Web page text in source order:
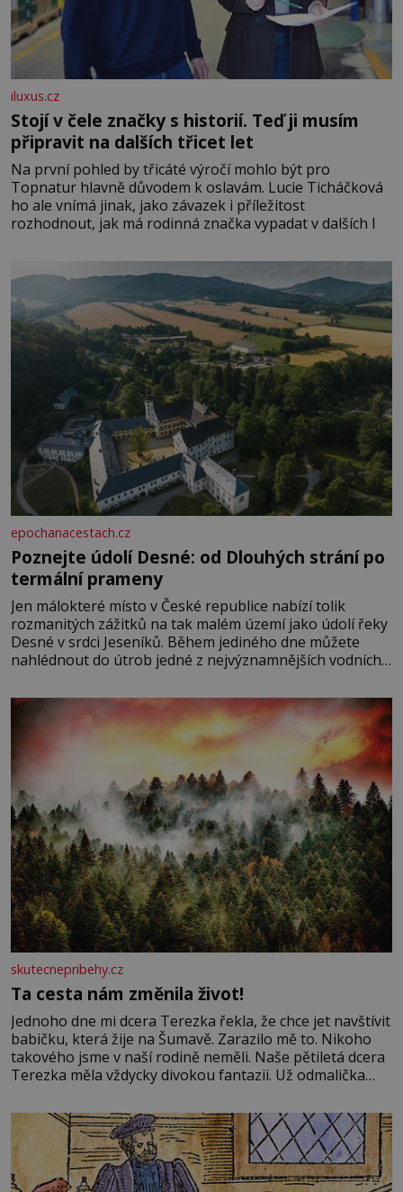
iluxus.cz
Stojí v čele značky s historií. Teď ji musím
připravit na dalších třicet let
Na první pohled by třicáté výročí mohlo být pro
Topnatur hlavně důvodem k oslavám. Lucie Ticháčková
ho ale vnímá jinak, jako závazek i příležitost
rozhodnout, jak má rodinná značka vypadat v dalších l
epochanacestach.cz
Poznejte údolí Desné: od Dlouhých strání po
termální prameny
Jen málokteré místo v České republice nabízí tolik
rozmanitých zážitků na tak malém území jako údolí řeky
Desné v srdci Jeseníků. Během jediného dne můžete
nahlédnout do útrob jedné z nejvýznamnějších vodních
se na koloběžce a den zakončit poznáváním památek ve
Velkých Losinách nebo v termálním
skutecnepribehy.cz
Ta cesta nám změnila život!
Jednoho dne mi dcera Terezka řekla, že chce jet navštívit
babičku, která žije na Šumavě. Zarazilo mě to. Nikoho
takového jsme v naší rodině neměli. Naše pětiletá dcera
Terezka měla vždycky divokou fantazii. Už odmalička
zdálo o jednorožcích, krásných princeznách, statečných
rytířích a létajících dracích.